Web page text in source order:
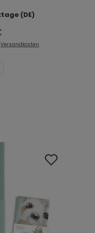
(DE)
Versandkosten